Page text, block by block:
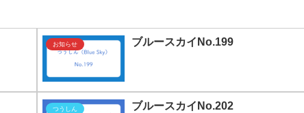
お知らせ ブルースカイNo.199
つうしん ブルースカイNo.202